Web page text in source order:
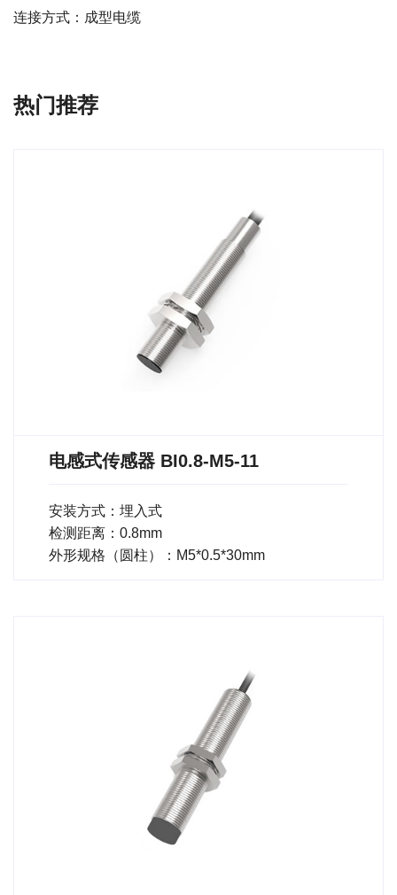
连接方式：成型电缆
热门推荐
电感式传感器 BI0.8-M5-11
安装方式：埋入式
检测距离：0.8mm
外形规格（圆柱）：M5*0.5*30mm